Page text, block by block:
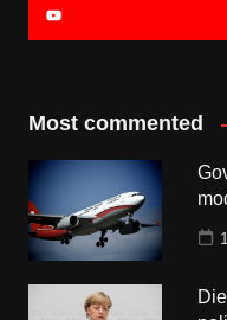
Most commented